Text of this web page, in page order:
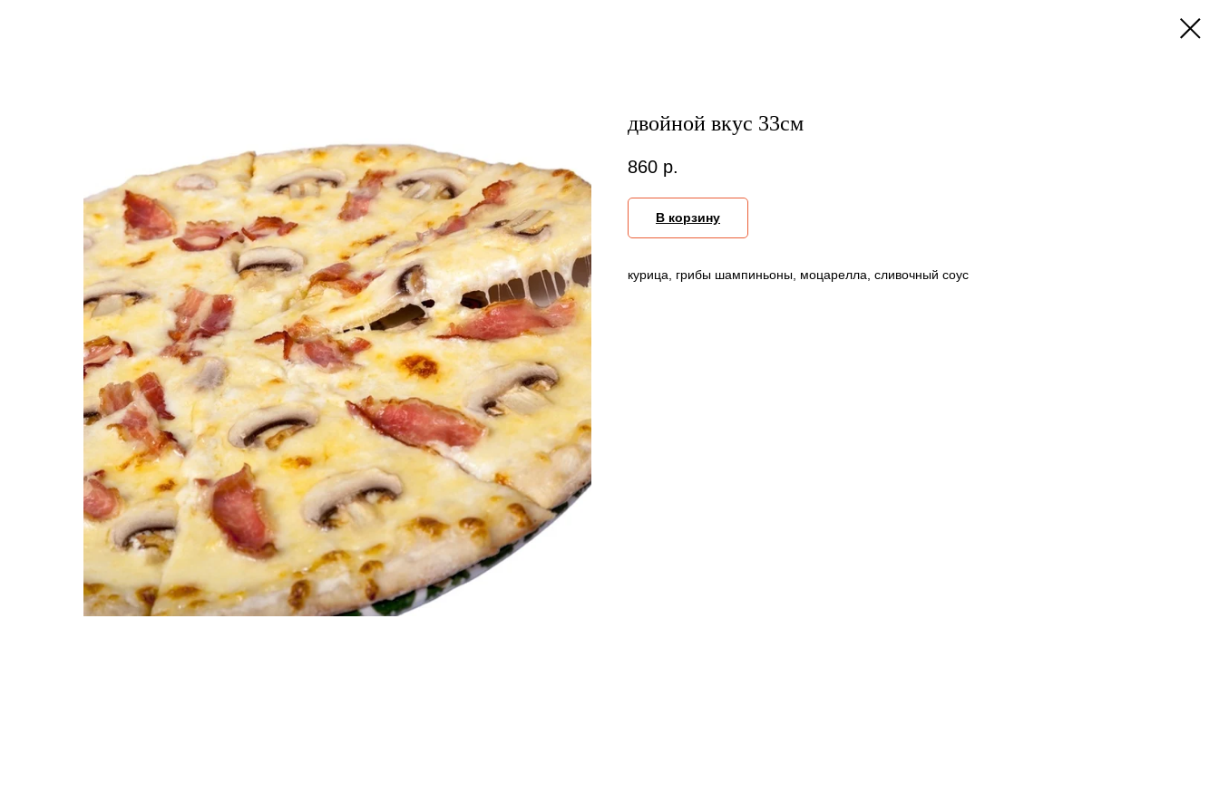
двойной вкус 33см
860 р.
В корзину
курица, грибы шампиньоны, моцарелла, сливочный соус